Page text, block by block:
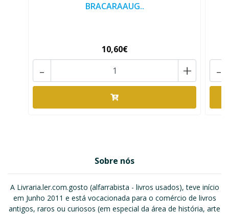
BRACARAAUG..
10,60€
+
- -
Sobre nós
A Livraria.ler.com.gosto (alfarrabista - livros usados), teve início
em Junho 2011 e está vocacionada para o comércio de livros
antigos, raros ou curiosos (em especial da área de história, arte